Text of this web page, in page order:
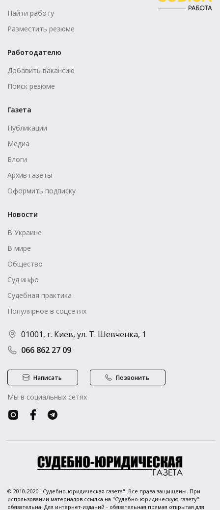
Найти работу
Разместить резюме
Работодателю
Добавить вакансию
Поиск резюме
Газета
Публикации
Медиа
Блоги
Архив газеты
Оформить подписку
Новости
В Украине
В мире
Общество
Суд инфо
Судебная практика
Популярное в соцсетях
066 862 27 09
01001, г. Киев, ул. Т. Шевченка, 1
Написать Позвонить
Мы в социальных сетях
© 2010-2020 "Судебно-юридическая газета". Все права защищены. При
использовании материалов ссылка на "Судебно-юридическую газету"
обязательна. Для интернет-изданий - обязательная прямая открытая для